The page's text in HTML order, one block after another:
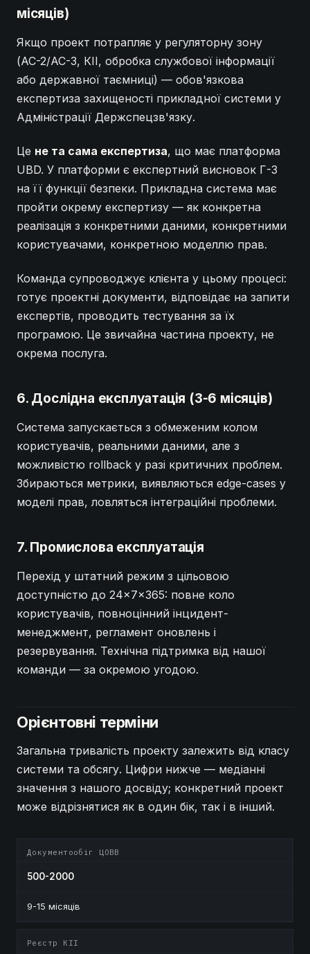
місяців)
Якщо проект потрапляє у регуляторну зону
(АС-2/АС-3, КІІ, обробка службової інформації
або державної таємниці) — обов'язкова
експертиза захищеності прикладної системи у
Адміністрації Держспецзв'язку.
Це не та сама експертиза, що має платформа
UBD. У платформи є експертний висновок Г-3
на її функції безпеки. Прикладна система має
пройти окрему експертизу — як конкретна
реалізація з конкретними даними, конкретними
користувачами, конкретною моделлю прав.
Команда супроводжує клієнта у цьому процесі:
готує проектні документи, відповідає на запити
експертів, проводить тестування за їх
програмою. Це звичайна частина проекту, не
окрема послуга.
6. Дослідна експлуатація (3-6 місяців)
Система запускається з обмеженим колом
користувачів, реальними даними, але з
можливістю rollback у разі критичних проблем.
Збираються метрики, виявляються edge-cases у
моделі прав, ловляться інтеграційні проблеми.
7. Промислова експлуатація
Перехід у штатний режим з цільовою
доступністю до 24×7×365: повне коло
користувачів, повноцінний інцидент-
менеджмент, регламент оновлень і
резервування. Технічна підтримка від нашої
команди — за окремою угодою.
Орієнтовні терміни
Загальна тривалість проекту залежить від класу
системи та обсягу. Цифри нижче — медіанні
значення з нашого досвіду; конкретний проект
може відрізнятися як в один бік, так і в інший.
Документообіг ЦОВВ
500-2000
9-15 місяців
Реєстр КІІ